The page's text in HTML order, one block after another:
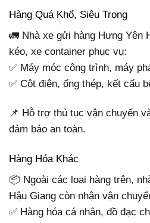
Hàng Quá Khổ, Siêu Trọng
🚛 Nhà xe gửi hàng Hưng Yên
kéo, xe container phục vụ:
✅ Máy móc công trình, máy
✅ Cột điện, ống thép, kết cấu
📌 Hỗ trợ thủ tục vận chuyển
đảm bảo an toàn.
Hàng Hóa Khác
📦 Ngoài các loại hàng trên,
Hậu Giang còn nhận vận
✅ Hàng hóa cá nhân, đồ đạc